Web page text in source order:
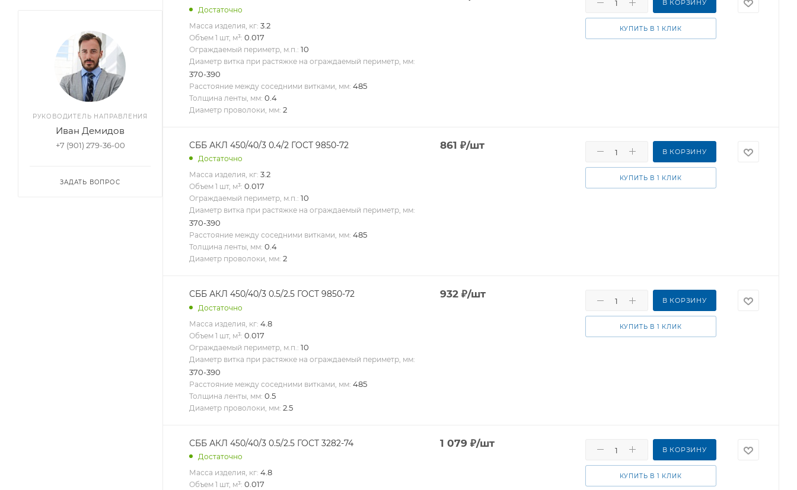
Достаточно
Масса изделия, кг: 3.2
Объем 1 шт, м³: 0.017
Ограждаемый периметр, м.п.: 10
Диаметр витка при растяжке на ограждаемый периметр, мм:
370-390
Расстояние между соседними витками, мм: 485
Толщина ленты, мм: 0.4
Диаметр проволоки, мм: 2
В КОРЗИНУ
КУПИТЬ В 1 КЛИК
СББ АКЛ 450/40/3 0.4/2 ГОСТ 9850-72
Достаточно
Масса изделия, кг: 3.2
Объем 1 шт, м³: 0.017
Ограждаемый периметр, м.п.: 10
Диаметр витка при растяжке на ограждаемый периметр, мм:
370-390
Расстояние между соседними витками, мм: 485
Толщина ленты, мм: 0.4
Диаметр проволоки, мм: 2
861 ₽/шт
В КОРЗИНУ
КУПИТЬ В 1 КЛИК
СББ АКЛ 450/40/3 0.5/2.5 ГОСТ 9850-72
Достаточно
Масса изделия, кг: 4.8
Объем 1 шт, м³: 0.017
Ограждаемый периметр, м.п.: 10
Диаметр витка при растяжке на ограждаемый периметр, мм:
370-390
Расстояние между соседними витками, мм: 485
Толщина ленты, мм: 0.5
Диаметр проволоки, мм: 2.5
932 ₽/шт
В КОРЗИНУ
КУПИТЬ В 1 КЛИК
СББ АКЛ 450/40/3 0.5/2.5 ГОСТ 3282-74
Достаточно
Масса изделия, кг: 4.8
Объем 1 шт, м³: 0.017
1 079 ₽/шт
В КОРЗИНУ
КУПИТЬ В 1 КЛИК
РУКОВОДИТЕЛЬ НАПРАВЛЕНИЯ
Иван Демидов
+7 (901) 279-36-00
ЗАДАТЬ ВОПРОС